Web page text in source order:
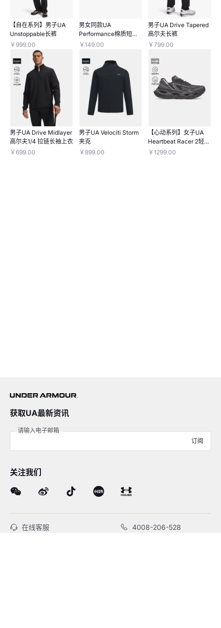
【自在系列】男子UA
Unstoppable长裤
￥999.00
男女同款UA
Performance棉质短
袜-3双装
￥149.00
男子UA Drive Tapered
高尔夫长裤
￥799.00
男子UA Drive Midlayer
高尔夫1/4 拉链长袖上衣
￥699.00
男子UA Velociti Storm
夹克
￥899.00
【心动系列】女子UA
Heartbeat Racer 2轻质
跑鞋
￥1299.00
获取UA最新资讯
请输入电子邮箱
订阅
关注我们
在线客服 4008-206-528